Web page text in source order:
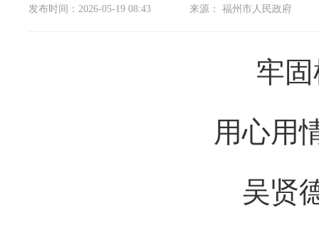
发布时间：2026-05-19 08:43 来源： 福州市人民政府
牢
用心用
吴贤